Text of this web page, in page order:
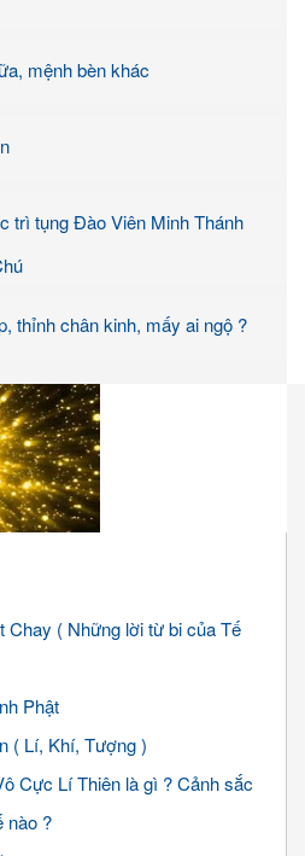
mệnh bèn khác
trì tụng Đào Viên Minh Thánh
thỉnh chân kinh, mấy ai ngộ ?
Chay ( Những lời từ bi của Tế
Phật
( Lí, Khí, Tượng )
Cực Lí Thiên là gì ? Cảnh sắc
nào ?